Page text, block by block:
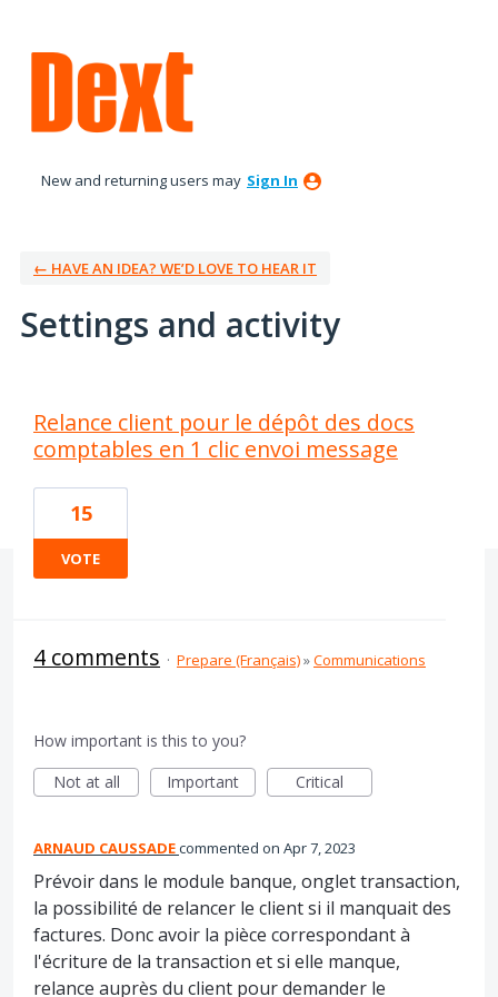
New and returning users may Sign In
← HAVE AN IDEA? WE’D LOVE TO HEAR IT
Settings and activity
Relance client pour le dépôt des docs
comptables en 1 clic envoi message
15
VOTE
4 comments · Prepare (Français)»Communications
How important is this to you?
Not at all
Important Critical
ARNAUD CAUSSADEcommented Apr 7, 2023
Prévoir dans le module banque, onglet transaction,
la possibilité de relancer le client si il manquait des
factures. Donc avoir la pièce correspondant à
l'écriture de la transaction et si elle manque,
relance auprès du client pour demander le